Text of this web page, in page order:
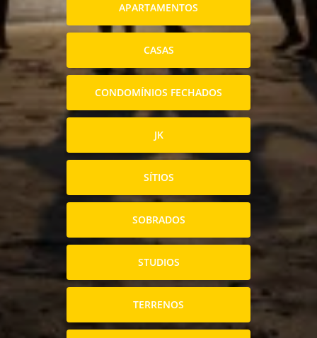
APARTAMENTOS
CASAS
CONDOMÍNIOS FECHADOS
JK
SÍTIOS
SOBRADOS
STUDIOS
TERRENOS